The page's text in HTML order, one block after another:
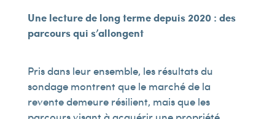
Une lecture de long terme depuis 2020 : des
parcours qui s’allongent
Pris dans leur ensemble, les résultats du
sondage montrent que le marché de la
revente demeure résilient, mais que les